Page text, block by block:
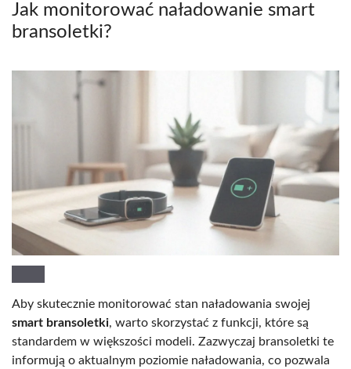
Jak monitorować naładowanie smart
bransoletki?
Aby skutecznie monitorować stan naładowania swojej
smart bransoletki, warto skorzystać z funkcji, które są
standardem w większości modeli. Zazwyczaj bransoletki te
informują o aktualnym poziomie naładowania, co pozwala